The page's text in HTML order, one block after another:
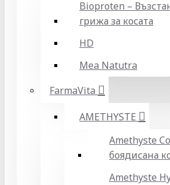
Bioproten –
грижа за косата
HD
Mea Natutra
FarmaVita
AMETHYSTE
Amethyste
боядисана
Amethyste